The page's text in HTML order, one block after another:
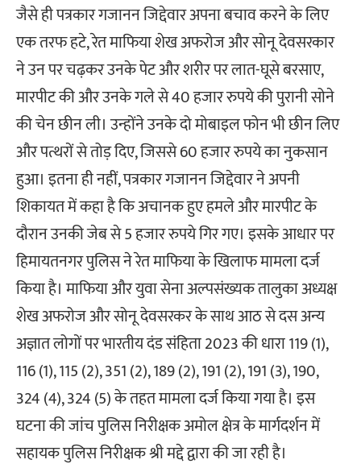
जैसे ही पत्रकार गजानन जिद्देवार अपना बचाव करने के लिए
एक तरफ हटे, रेत माफिया शेख अफरोज और सोनू देवसरकार
ने उन पर चढ़कर उनके पेट और शरीर पर लात-घूसे बरसाए,
मारपीट की और उनके गले से 40 हजार रुपये की पुरानी सोने
की चेन छीन ली। उन्होंने उनके दो मोबाइल फोन भी छीन लिए
और पत्थरों से तोड़ दिए, जिससे 60 हजार रुपये का नुकसान
हुआ। इतना ही नहीं, पत्रकार गजानन जिद्देवार ने अपनी
शिकायत में कहा है कि अचानक हुए हमले और मारपीट के
दौरान उनकी जेब से 5 हजार रुपये गिर गए। इसके आधार पर
हिमायतनगर पुलिस ने रेत माफिया के खिलाफ मामला दर्ज
किया है। माफिया और युवा सेना अल्पसंख्यक तालुका अध्यक्ष
शेख अफरोज और सोनू देवसरकर के साथ आठ से दस अन्य
अज्ञात लोगों पर भारतीय दंड संहिता 2023 की धारा 119 (1),
116 (1), 115 (2), 351 (2), 189 (2), 191 (2), 191 (3), 190,
324 (4), 324 (5) के तहत मामला दर्ज किया गया है। इस
घटना की जांच पुलिस निरीक्षक अमोल क्षेत्र के मार्गदर्शन में
सहायक पुलिस निरीक्षक श्री मद्दे द्वारा की जा रही है।